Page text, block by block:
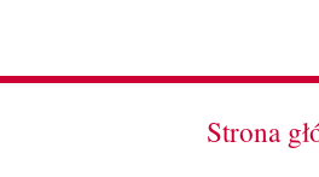
Strona